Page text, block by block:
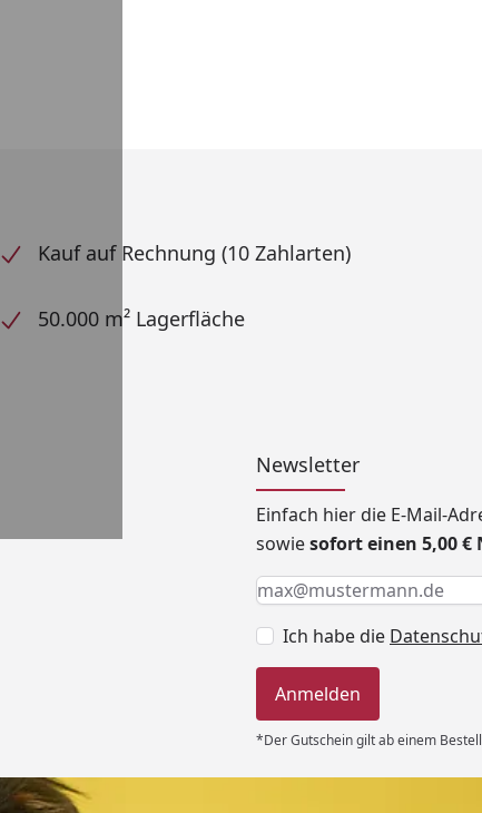
Kauf auf Rechnung (10 Zahlarten)
50.000 m² Lagerfläche
Newsletter
Einfach hier die E-Mail-
sowiesofort einen 5,00
Keine Eingabe erforderlich
Eingabe erforderlich
E-Mail *
Ich habe die
Anmelden
*Der Gutschein gilt ab einem